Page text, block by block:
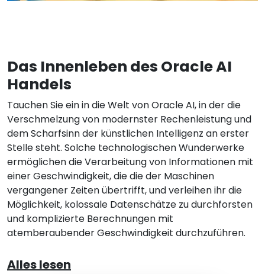
Das Innenleben des Oracle AI
Handels
Tauchen Sie ein in die Welt von Oracle AI, in der die
Verschmelzung von modernster Rechenleistung und
dem Scharfsinn der künstlichen Intelligenz an erster
Stelle steht. Solche technologischen Wunderwerke
ermöglichen die Verarbeitung von Informationen mit
einer Geschwindigkeit, die die der Maschinen
vergangener Zeiten übertrifft, und verleihen ihr die
Möglichkeit, kolossale Datenschätze zu durchforsten
und komplizierte Berechnungen mit
atemberaubender Geschwindigkeit durchzuführen.
Alles lesen